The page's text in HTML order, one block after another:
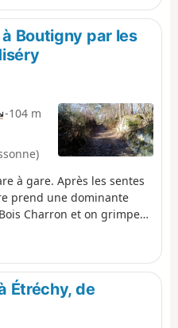
de la faune.
Boutigny par les
-104 m
à gare. Après les sentes
prend une dominante
Charron et on grimpe
du Bois de Miséry, on
et ses villages.
Étréchy, de